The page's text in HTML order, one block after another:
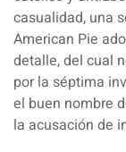
casualidad, una
American Pie
detalle, del cual
por la séptima
el buen nombre
la acusación de